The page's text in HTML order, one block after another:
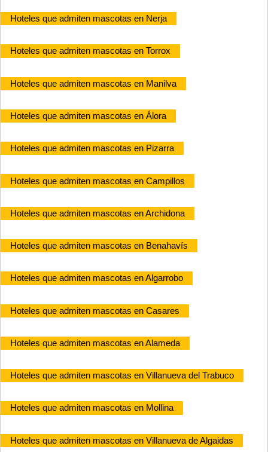
Hoteles que admiten mascotas en Nerja
Hoteles que admiten mascotas en Torrox
Hoteles que admiten mascotas en Manilva
Hoteles que admiten mascotas en Álora
Hoteles que admiten mascotas en Pizarra
Hoteles que admiten mascotas en Campillos
Hoteles que admiten mascotas en Archidona
Hoteles que admiten mascotas en Benahavís
Hoteles que admiten mascotas en Algarrobo
Hoteles que admiten mascotas en Casares
Hoteles que admiten mascotas en Alameda
Hoteles que admiten mascotas en Villanueva del Trabuco
Hoteles que admiten mascotas en Mollina
Hoteles que admiten mascotas en Villanueva de Algaidas